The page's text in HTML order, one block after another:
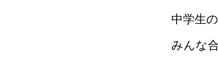
中学生
みんな